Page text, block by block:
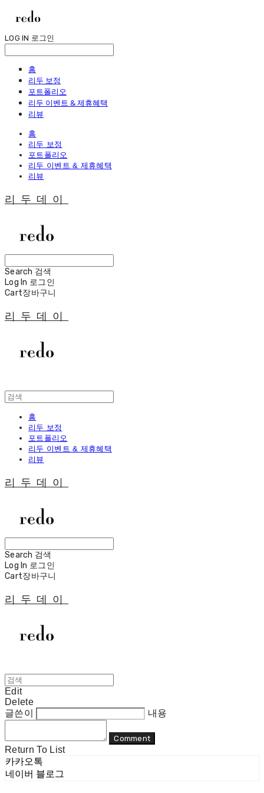
LOG IN 로그인
홈
리두 보정
포트폴리오
리두 이벤트 & 제휴혜택
리뷰
홈
리두 보정
포트폴리오
리두 이벤트 & 제휴혜택
리뷰
리두데이
Search 검색
Log In 로그인
Cart장바구니
리두데이
홈
리두 보정
포트폴리오
리두 이벤트 & 제휴혜택
리뷰
리두데이
Search 검색
Log In 로그인
Cart장바구니
리두데이
Edit
Delete
글쓴이
내용
Comment
Return To List
카카오톡
네이버 블로그